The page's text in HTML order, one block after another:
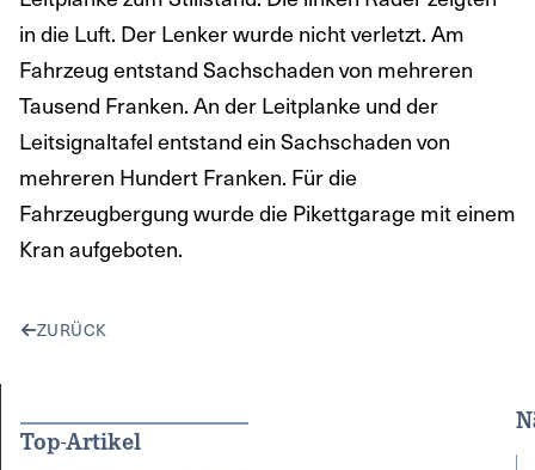
in die Luft. Der Lenker wurde nicht verletzt. Am
Fahrzeug entstand Sachschaden von mehreren
Tausend Franken. An der Leitplanke und der
Leitsignaltafel entstand ein Sachschaden von
mehreren Hundert Franken. Für die
Fahrzeugbergung wurde die Pikettgarage mit einem
Kran aufgeboten.
ZURÜCK
Top-Artikel